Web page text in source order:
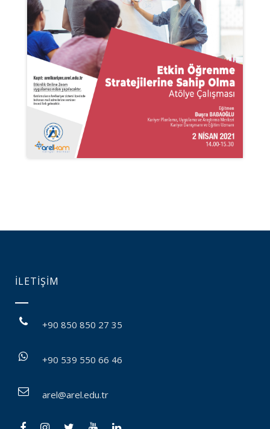
İLETİŞİM
+90 850 850 27 35
+90 539 550 66 46
arel@arel.edu.tr